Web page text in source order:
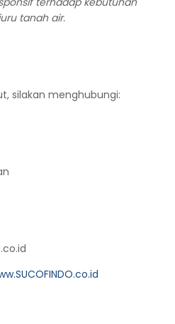
tanah air.
silakan menghubungi: